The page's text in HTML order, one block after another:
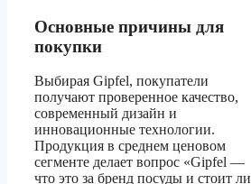
Основные причины для
покупки
Выбирая Gipfel, покупатели
получают проверенное качество,
современный дизайн и
инновационные технологии.
Продукция в среднем ценовом
сегменте делает вопрос «Gipfel —
что это за бренд посуды и стоит ли